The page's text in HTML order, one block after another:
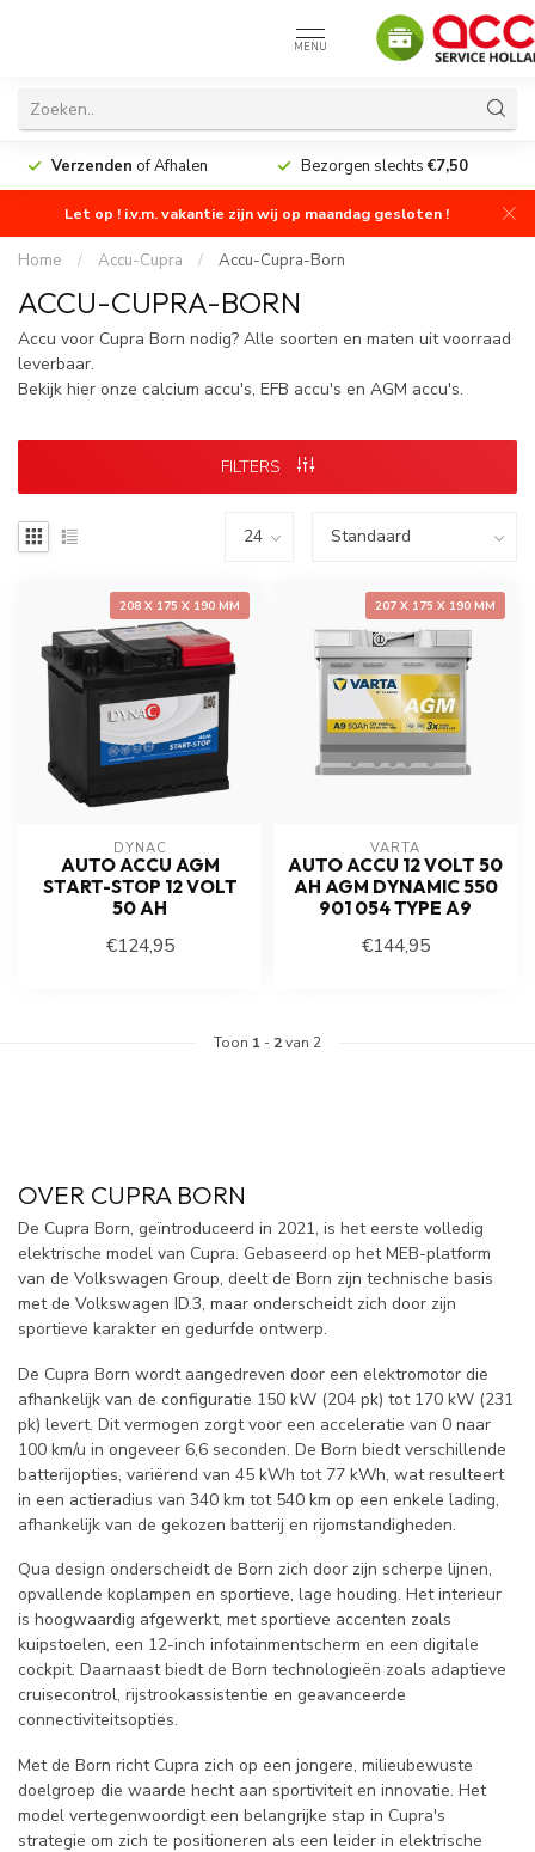
MENU
Verzenden of Afhalen Bezorgen slechts€7,50
Let op ! i.v.m. vakantie zijn wij op maandag gesloten !
Home / Accu-Cupra / Accu-Cupra-Born
ACCU-CUPRA-BORN
Accu voor Cupra Born nodig? Alle soorten en maten uit voorraad
leverbaar.
Bekijk hier onze calcium accu's, EFB accu's en AGM accu's.
FILTERS
208 X 175 X 190 MM
DYNAC
AUTO ACCU AGM
START-STOP 12 VOLT
50 AH
€124,95
207 X 175 X 190 MM
VARTA
AUTO ACCU 12 VOLT 50
AH AGM DYNAMIC 550
901 054 TYPE A9
€144,95
Toon 1 - 2van 2
OVER CUPRA BORN
De Cupra Born, geïntroduceerd in 2021, is het eerste volledig
elektrische model van Cupra. Gebaseerd op het MEB-platform
van de Volkswagen Group, deelt de Born zijn technische basis
met de Volkswagen ID.3, maar onderscheidt zich door zijn
sportieve karakter en gedurfde ontwerp.
De Cupra Born wordt aangedreven door een elektromotor die
afhankelijk van de configuratie 150 kW (204 pk) tot 170 kW (231
pk) levert. Dit vermogen zorgt voor een acceleratie van 0 naar
100 km/u in ongeveer 6,6 seconden. De Born biedt verschillende
batterijopties, variërend van 45 kWh tot 77 kWh, wat resulteert
in een actieradius van 340 km tot 540 km op een enkele lading,
afhankelijk van de gekozen batterij en rijomstandigheden.
Qua design onderscheidt de Born zich door zijn scherpe lijnen,
opvallende koplampen en sportieve, lage houding. Het interieur
is hoogwaardig afgewerkt, met sportieve accenten zoals
kuipstoelen, een 12-inch infotainmentscherm en een digitale
cockpit. Daarnaast biedt de Born technologieën zoals adaptieve
cruisecontrol, rijstrookassistentie en geavanceerde
connectiviteitsopties.
Met de Born richt Cupra zich op een jongere, milieubewuste
doelgroep die waarde hecht aan sportiviteit en innovatie. Het
model vertegenwoordigt een belangrijke stap in Cupra's
strategie om zich te positioneren als een leider in elektrische